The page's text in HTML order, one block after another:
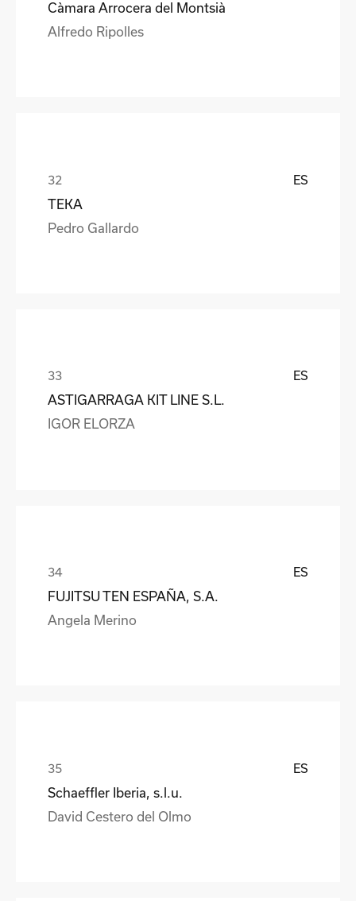
Càmara Arrocera del Montsià
Alfredo Ripolles
ES
TEKA
Pedro Gallardo
ES
ASTIGARRAGA KIT LINE S.L.
IGOR ELORZA
ES
FUJITSU TEN ESPAÑA, S.A.
Angela Merino
ES
Schaeffler Iberia, s.l.u.
David Cestero del Olmo